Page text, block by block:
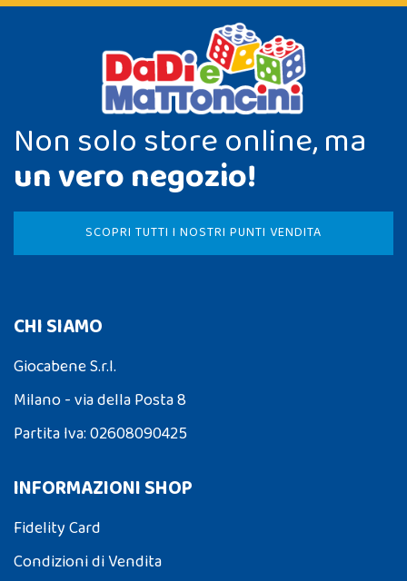
Non solo store online, ma
un vero negozio!
SCOPRI TUTTI I NOSTRI PUNTI VENDITA
CHI SIAMO
Giocabene S.r.l.
Milano - via della Posta 8
Partita Iva: 02608090425
INFORMAZIONI SHOP
Fidelity Card
Condizioni di Vendita